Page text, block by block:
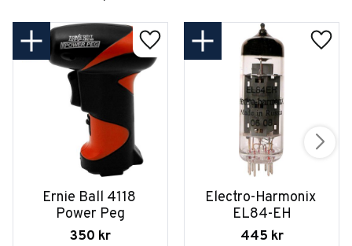
Ernie Ball 4118
Power Peg
350 kr
Electro-Harmonix
EL84-EH
445 kr